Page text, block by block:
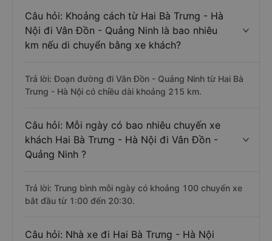
Câu hỏi: Khoảng cách từ Hai Bà Trưng - Hà
Nội đi Vân Đồn - Quảng Ninh là bao nhiêu
km nếu di chuyển bằng xe khách?
Trả lời: Đoạn đường đi Vân Đồn - Quảng Ninh từ Hai Bà
Trưng - Hà Nội có chiều dài khoảng 215 km.
Câu hỏi: Mỗi ngày có bao nhiêu chuyến xe
khách Hai Bà Trưng - Hà Nội đi Vân Đồn -
Quảng Ninh ?
Trả lời: Trung bình mỗi ngày có khoảng 100 chuyến xe
bắt đầu từ 1:00 đến 20:30.
Câu hỏi: Nhà xe đi Hai Bà Trưng - Hà Nội